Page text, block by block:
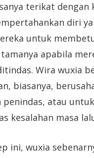
terikat dengan
diri
untuk
apabila
Wira wuxia
biasanya,
penindas, atau
kesalahan masa
ini, wuxia